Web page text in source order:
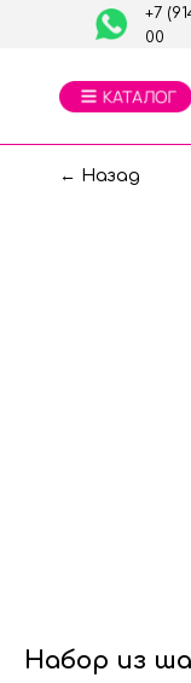
+7
00
← Назад
Набор из